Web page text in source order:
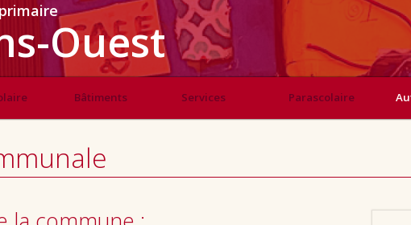
Ouest
Bâtiments Services Parascolaire